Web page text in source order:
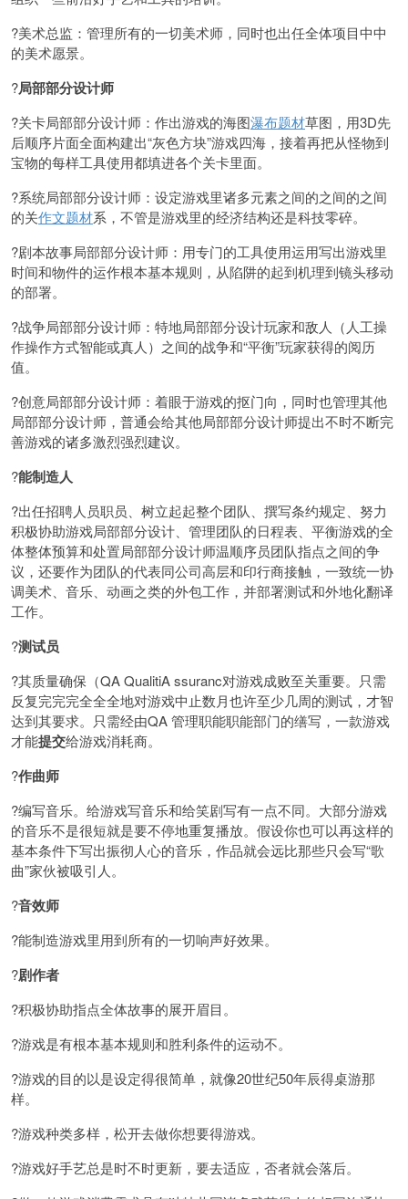
?美术总监：管理所有的一切美术师，同时也出任全体项目中中
的美术愿景。
?局部部分设计师
?关卡局部部分设计师：作出游戏的海图瀑布题材草图，用3D先
后顺序片面全面构建出“灰色方块”游戏四海，接着再把从怪物到
宝物的每样工具使用都填进各个关卡里面。
?系统局部部分设计师：设定游戏里诸多元素之间的之间的之间
的关作文题材系，不管是游戏里的经济结构还是科技零碎。
?剧本故事局部部分设计师：用专门的工具使用运用写出游戏里
时间和物件的运作根本基本规则，从陷阱的起到机理到镜头移动
的部署。
?战争局部部分设计师：特地局部部分设计玩家和敌人（人工操
作操作方式智能或真人）之间的战争和“平衡”玩家获得的阅历
值。
?创意局部部分设计师：着眼于游戏的抠门向，同时也管理其他
局部部分设计师，普通会给其他局部部分设计师提出不时不断完
善游戏的诸多激烈强烈建议。
?能制造人
?出任招聘人员职员、树立起起整个团队、撰写条约规定、努力
积极协助游戏局部部分设计、管理团队的日程表、平衡游戏的全
体整体预算和处置局部部分设计师温顺序员团队指点之间的争
议，还要作为团队的代表同公司高层和印行商接触，一致统一协
调美术、音乐、动画之类的外包工作，并部署测试和外地化翻译
工作。
?测试员
?其质量确保（QA QualitiA ssuranc对游戏成败至关重要。只需
反复完完完全全全地对游戏中止数月也许至少几周的测试，才智
达到其要求。只需经由QA 管理职能职能部门的缮写，一款游戏
才能提交给游戏消耗商。
?作曲师
?编写音乐。给游戏写音乐和给笑剧写有一点不同。大部分游戏
的音乐不是很短就是要不停地重复播放。假设你也可以再这样的
基本条件下写出振彻人心的音乐，作品就会远比那些只会写“歌
曲”家伙被吸引人。
?音效师
?能制造游戏里用到所有的一切响声好效果。
?剧作者
?积极协助指点全体故事的展开眉目。
?游戏是有根本基本规则和胜利条件的运动不。
?游戏的目的以是设定得很简单，就像20世纪50年辰得桌游那
样。
?游戏种类多样，松开去做你想要得游戏。
?游戏好手艺总是时不时更新，要去适应，否者就会落后。